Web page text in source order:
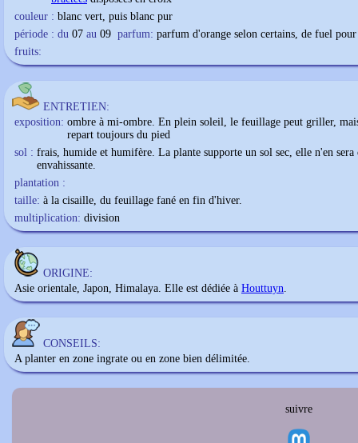
couleur : blanc vert, puis blanc pur
période : du 07 au 09 parfum: parfum d'orange selon certains, de fuel
fruits:
ENTRETIEN:
exposition: ombre à mi-ombre. En plein soleil, le feuillage peut griller,
repart toujours du pied
sol : frais, humide et humifère. La plante supporte un sol sec, elle n'en sera
envahissante.
plantation :
taille: à la cisaille, du feuillage fané en fin d'hiver.
multiplication: division
ORIGINE:
Asie orientale, Japon, Himalaya. Elle est dédiée à Houttuyn.
CONSEILS:
A planter en zone ingrate ou en zone bien délimitée.
suivre